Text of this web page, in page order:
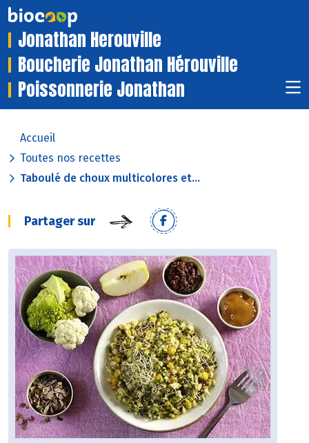
Jonathan Herouville
Boucherie Jonathan Hérouville
Poissonnerie Jonathan
Accueil
Toutes nos recettes
Taboulé de choux multicolores et...
Partager sur